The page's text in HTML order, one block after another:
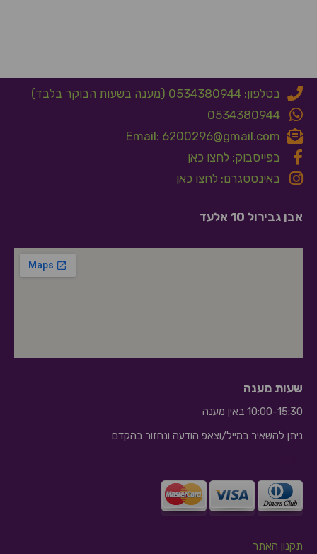
בטלפון: 0534380944 (מענה בשעות הבוקר בלבד)
0534380944
Email: 6200296@gmail.com
בפייסבוק: לחצו כאן
באינסטגרם: לחצו כאן
אבן גבירול 10 אלעד
שעות מענה
10:00-15:30 באין מענה
ניתן להשאיר במייל/וצאפ הודעה ונחזור בהקדם
תקנון האתר